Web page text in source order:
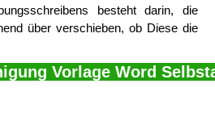
besteht darin, die
über verschieben, ob Diese die
Vorlage Word